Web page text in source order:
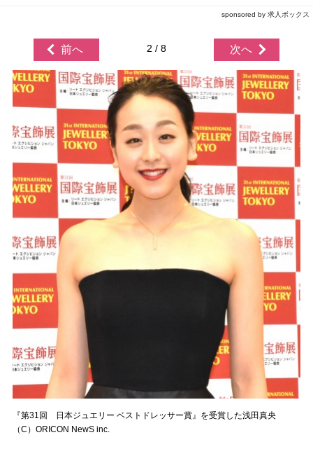
sponsored by 求人ボックス
前へ 2 / 8 次へ
『第31回 日本ジュエリー ベストドレッサー賞』を受賞した浅田真央
（C）ORICON NewS inc.